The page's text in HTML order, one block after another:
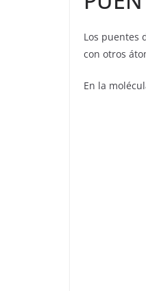
Los puentes
con otros
En la